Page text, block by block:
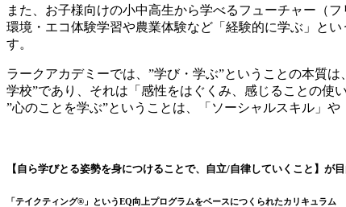
また、お子様向けの小中高生から学べるフューチャー（
環境・エコ体験学習や農業体験など「経験的に学ぶ」と
す。
ラークアカデミーでは、”学び・学ぶ”ということの本質
学校”であり、それは「感性をはぐくみ、感じることの使
”心のことを学ぶ”ということは、「ソーシャルスキル」
【自ら学びとる姿勢を身につけることで、自立/自律していくこと】が
「テイクティング®」というEQ向上プログラムをベースにつくられたカリキュラム